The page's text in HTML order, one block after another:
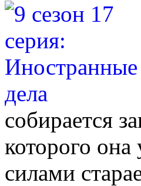
собирается
которого
силами